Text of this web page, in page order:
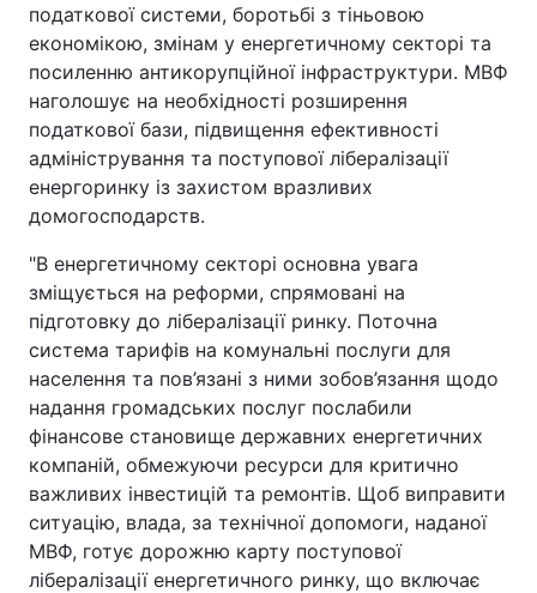
податкової системи, боротьбі з тіньовою
економікою, змінам у енергетичному секторі та
посиленню антикорупційної інфраструктури. МВФ
наголошує на необхідності розширення
податкової бази, підвищення ефективності
адміністрування та поступової лібералізації
енергоринку із захистом вразливих
домогосподарств.
"В енергетичному секторі основна увага
зміщується на реформи, спрямовані на
підготовку до лібералізації ринку. Поточна
система тарифів на комунальні послуги для
населення та пов’язані з ними зобов’язання щодо
надання громадських послуг послабили
фінансове становище державних енергетичних
компаній, обмежуючи ресурси для критично
важливих інвестицій та ремонтів. Щоб виправити
ситуацію, влада, за технічної допомоги, наданої
МВФ, готує дорожню карту поступової
лібералізації енергетичного ринку, що включає